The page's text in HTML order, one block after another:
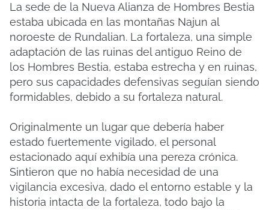
La sede de la Nueva Alianza de Hombres Bestia
estaba ubicada en las montañas Najun al
noroeste de Rundalian. La fortaleza, una simple
adaptación de las ruinas del antiguo Reino de
los Hombres Bestia, estaba estrecha y en ruinas,
pero sus capacidades defensivas seguían siendo
formidables, debido a su fortaleza natural.
Originalmente un lugar que debería haber
estado fuertemente vigilado, el personal
estacionado aquí exhibía una pereza crónica.
Sintieron que no había necesidad de una
vigilancia excesiva, dado el entorno estable y la
historia intacta de la fortaleza, todo bajo la